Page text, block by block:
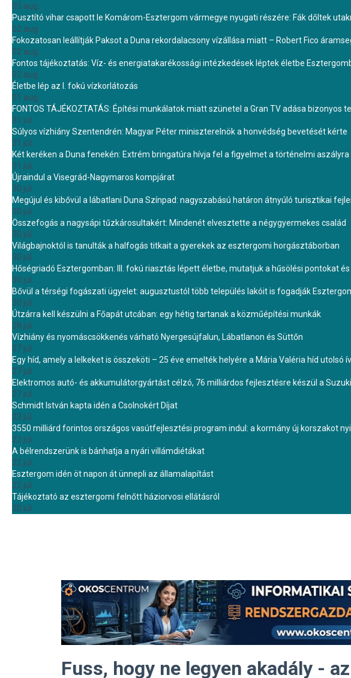
03 aug.
Pusztító vihar csapott le Komárom-Esztergom vármegye nyugati részére: Fák dőltek
02 aug.
Fokozatosan leállítják Paksot a Duna rekordalacsony vízállása miatt – Robert Fico
02 aug.
Fontos tájékoztatás: Víz- és energiatakarékossági intézkedések léptek életbe
02 aug.
Életbe lép az I. fokú vízkorlátozás
01 aug.
FONTOS TÁJÉKOZTATÁS: Építési munkálatok miatt szünetel a Gran TV adása bizonyos
31 júl.
Súlyos vízhiány Szentendrén: Magyar Péter miniszterelnök a honvédség bevetését kérte
31 júl.
Két keréken a Duna fenekén: Extrém bringatúra hívja fel a figyelmet a történelmi aszályra
31 júl.
Újraindul a Visegrád-Nagymaros kompjárat
30 júl.
Megújul és kibővül a lábatlani Duna Színpad: nagyszabású határon átnyúló turisztikai
30 júl.
Összefogás a nagysápi tűzkárosultakért: Mindenét elvesztette a négygyermekes család
30 júl.
Világbajnoktól is tanulták a halfogás titkait a gyerekek az esztergomi horgásztáborban
30 júl.
Hőségriadó Esztergomban: III. fokú riasztás lépett életbe, mutatjuk a hűsölési pontokat
30 júl.
Bővül a térségi fogászati ügyelet: augusztustól több település lakóit is fogadják
30 júl.
Útzárra kell készülni a Főapát utcában: egy hétig tartanak a közműépítési munkák
28 júl.
Vízhiány és nyomáscsökkenés várható Nyergesújfalun, Lábatlanon és Süttőn
27 júl.
Egy híd, amely a lelkeket is összeköti – 25 éve emelték helyére a Mária Valéria híd utolsó
27 júl.
Elektromos autó- és akkumulátorgyártást célzó, 76 milliárdos fejlesztésre készül a
27 júl.
Schmidt István kapta idén a Csolnokért Díjat
23 júl.
3550 milliárd forintos országos vasútfejlesztési program indul: a kormány új korszakot
22 júl.
A bélrendszerünk is bánhatja a nyári villámdiétákat
22 júl.
Esztergom idén öt napon át ünnepli az államalapítást
22 júl.
Tájékoztató az esztergomi felnőtt háziorvosi ellátásról
20 júl.
Fuss, hogy ne legyen akadály -